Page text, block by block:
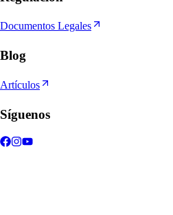
Documentos Legales
Blog
Artículos
Síguenos